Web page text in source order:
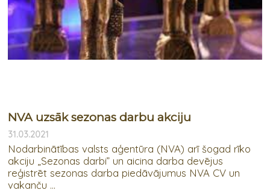
NVA uzsāk sezonas darbu akciju
31.03.2021
Nodarbinātības valsts aģentūra (NVA) arī šogad rīko
akciju „Sezonas darbi” un aicina darba devējus
reģistrēt sezonas darba piedāvājumus NVA CV un
vakanču ...